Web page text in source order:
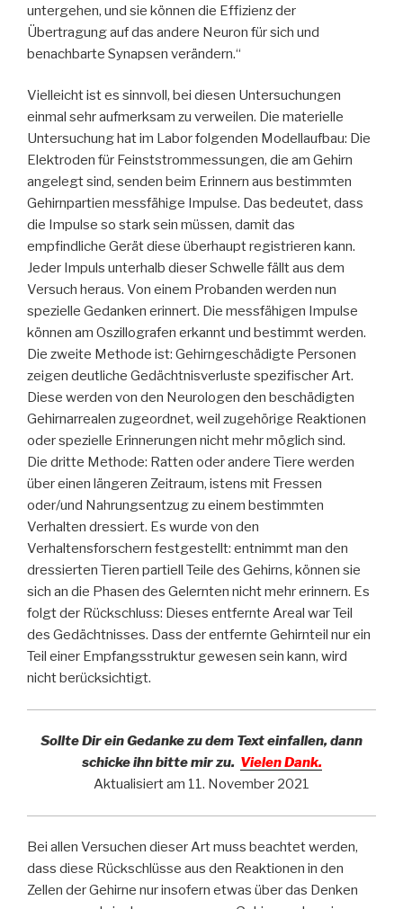
untergehen, und sie können die Effizienz der
Übertragung auf das andere Neuron für sich und
benachbarte Synapsen verändern.“
Vielleicht ist es sinnvoll, bei diesen Untersuchungen
einmal sehr aufmerksam zu verweilen. Die materielle
Untersuchung hat im Labor folgenden Modellaufbau: Die
Elektroden für Feinststrommessungen, die am Gehirn
angelegt sind, senden beim Erinnern aus bestimmten
Gehirnpartien messfähige Impulse. Das bedeutet, dass
die Impulse so stark sein müssen, damit das
empfindliche Gerät diese überhaupt registrieren kann.
Jeder Impuls unterhalb dieser Schwelle fällt aus dem
Versuch heraus. Von einem Probanden werden nun
spezielle Gedanken erinnert. Die messfähigen Impulse
können am Oszillografen erkannt und bestimmt werden.
Die zweite Methode ist: Gehirngeschädigte Personen
zeigen deutliche Gedächtnisverluste spezifischer Art.
Diese werden von den Neurologen den beschädigten
Gehirnarrealen zugeordnet, weil zugehörige Reaktionen
oder spezielle Erinnerungen nicht mehr möglich sind.
Die dritte Methode: Ratten oder andere Tiere werden
über einen längeren Zeitraum, istens mit Fressen
oder/und Nahrungsentzug zu einem bestimmten
Verhalten dressiert. Es wurde von den
Verhaltensforschern festgestellt: entnimmt man den
dressierten Tieren partiell Teile des Gehirns, können sie
sich an die Phasen des Gelernten nicht mehr erinnern. Es
folgt der Rückschluss: Dieses entfernte Areal war Teil
des Gedächtnisses. Dass der entfernte Gehirnteil nur ein
Teil einer Empfangsstruktur gewesen sein kann, wird
nicht berücksichtigt.
Sollte Dir ein Gedanke zu dem Text einfallen, dann
schicke ihn bitte mir zu. Vielen Dank.
Aktualisiert am 11. November 2021
Bei allen Versuchen dieser Art muss beachtet werden,
dass diese Rückschlüsse aus den Reaktionen in den
Zellen der Gehirne nur insofern etwas über das Denken